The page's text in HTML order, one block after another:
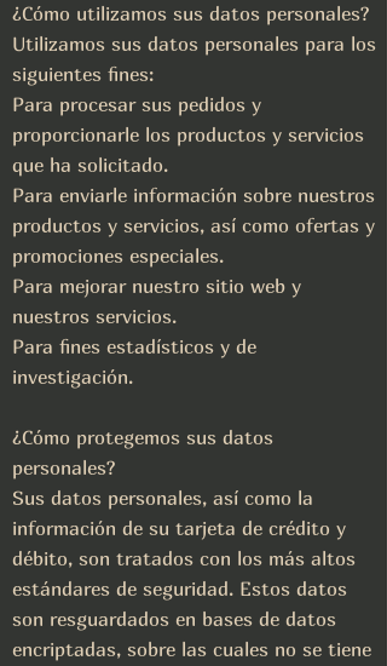
¿Cómo utilizamos sus datos personales?
Utilizamos sus datos personales para los
siguientes fines:
Para procesar sus pedidos y
proporcionarle los productos y servicios
que ha solicitado.
Para enviarle información sobre nuestros
productos y servicios, así como ofertas y
promociones especiales.
Para mejorar nuestro sitio web y
nuestros servicios.
Para fines estadísticos y de
investigación.
¿Cómo protegemos sus datos
personales?
Sus datos personales, así como la
información de su tarjeta de crédito y
débito, son tratados con los más altos
estándares de seguridad. Estos datos
son resguardados en bases de datos
encriptadas, sobre las cuales no se tiene